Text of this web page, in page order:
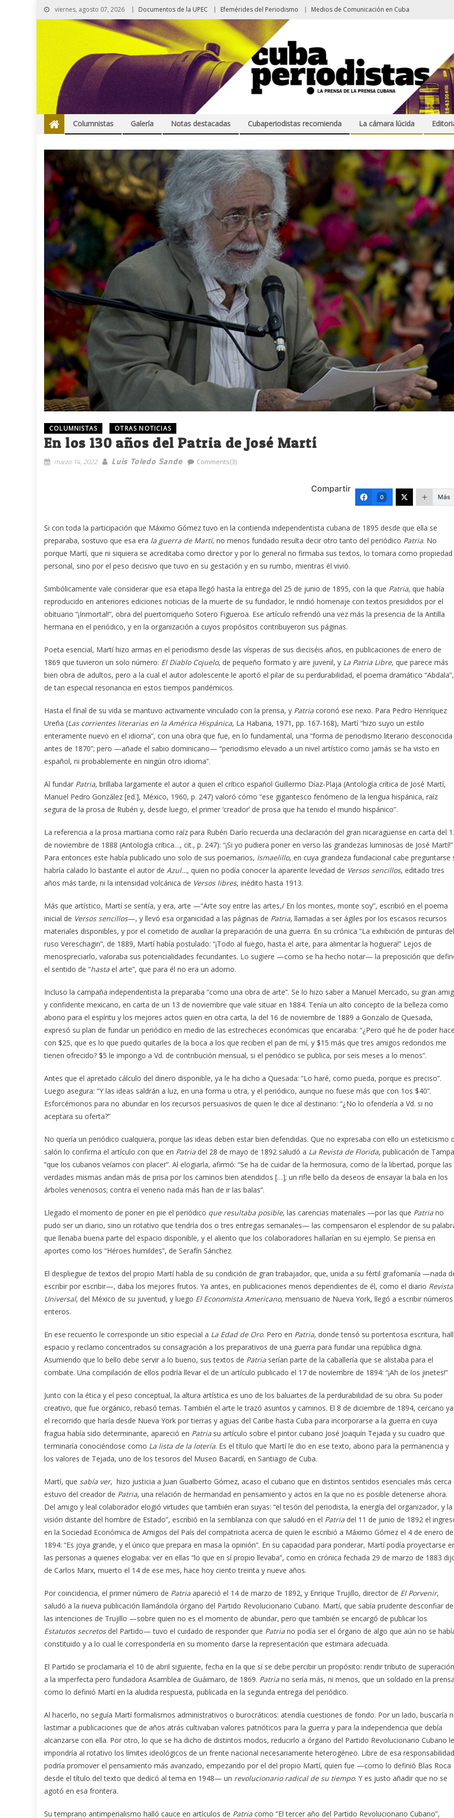
viernes, agosto 07, 2026 Documentos de la UPEC Efemérides del Periodismo Medios de Comunicación en Cuba
Columnistas Galería Notas destacadas Cubaperiodistas recomienda La cámara lúcida
COLUMNISTAS OTRAS NOTICIAS
En los 130 años del Patria de José Martí
marzo 14, 2022 Luis Toledo Sande Comments(3)
Compartir
0 Más
Si con toda la participación que Máximo Gómez tuvo en la contienda independentista cubana de 1895 desde que ella se
preparaba, sostuvo que esa era la guerra de Martí, no menos fundado resulta decir otro tanto del periódico Patria. No
porque Martí, que ni siquiera se acreditaba como director y por lo general no firmaba sus textos, lo tomara como propiedad
personal, sino por el peso decisivo que tuvo en su gestación y en su rumbo, mientras él vivió.
Simbólicamente vale considerar que esa etapa llegó hasta la entrega del 25 de junio de 1895, con la que Patria, que había
reproducido en anteriores ediciones noticias de la muerte de su fundador, le rindió homenaje con textos presididos por el
obituario “¡Inmortal!”, obra del puertorriqueño Sotero Figueroa. Ese artículo refrendó una vez más la presencia de la Antilla
hermana en el periódico, y en la organización a cuyos propósitos contribuyeron sus páginas.
Poeta esencial, Martí hizo armas en el periodismo desde las vísperas de sus dieciséis años, en publicaciones de enero de
1869 que tuvieron un solo número: El Diablo Cojuelo, de pequeño formato y aire juvenil, y La Patria Libre, que parece más
bien obra de adultos, pero a la cual el autor adolescente le aportó el pilar de su perdurabilidad, el poema dramático “Abdala”,
de tan especial resonancia en estos tiempos pandémicos.
Hasta el final de su vida se mantuvo activamente vinculado con la prensa, y Patria coronó ese nexo. Para Pedro Henríquez
Ureña (Las corrientes literarias en la América Hispánica, La Habana, 1971, pp. 167-168), Martí “hizo suyo un estilo
enteramente nuevo en el idioma”, con una obra que fue, en lo fundamental, una “forma de periodismo literario desconocida
antes de 1870”; pero —añade el sabio dominicano— “periodismo elevado a un nivel artístico como jamás se ha visto en
español, ni probablemente en ningún otro idioma”.
Al fundar Patria, brillaba largamente el autor a quien el crítico español Guillermo Díaz-Plaja (Antología crítica de José Martí,
Manuel Pedro González [ed.], México, 1960, p. 247) valoró cómo “ese gigantesco fenómeno de la lengua hispánica, raíz
segura de la prosa de Rubén y, desde luego, el primer ‘creador’ de prosa que ha tenido el mundo hispánico”.
La referencia a la prosa martiana como raíz para Rubén Darío recuerda una declaración del gran nicaragüense en carta del
de noviembre de 1888 (Antología crítica…, cit., p. 247): “¡Si yo pudiera poner en verso las grandezas luminosas de José Martí!”
Para entonces este había publicado uno solo de sus poemarios, Ismaelillo, en cuya grandeza fundacional cabe preguntarse
habría calado lo bastante el autor de Azul…, quien no podía conocer la aparente levedad de Versos sencillos, editado tres
años más tarde, ni la intensidad volcánica de Versos libres, inédito hasta 1913.
Más que artístico, Martí se sentía, y era, arte —“Arte soy entre las artes,/ En los montes, monte soy”, escribió en el poema
inicial de Versos sencillos—, y llevó esa organicidad a las páginas de Patria, llamadas a ser ágiles por los escasos recursos
materiales disponibles, y por el cometido de auxiliar la preparación de una guerra. En su crónica “La exhibición de pinturas del
ruso Vereschagin”, de 1889, Martí había postulado: “¡Todo al fuego, hasta el arte, para alimentar la hoguera!” Lejos de
menospreciarlo, valoraba sus potencialidades fecundantes. Lo sugiere —como se ha hecho notar— la preposición que
el sentido de “hasta el arte”, que para él no era un adorno.
Incluso la campaña independentista la preparaba “como una obra de arte”. Se lo hizo saber a Manuel Mercado, su gran
y confidente mexicano, en carta de un 13 de noviembre que vale situar en 1884. Tenía un alto concepto de la belleza como
abono para el espíritu y los mejores actos quien en otra carta, la del 16 de noviembre de 1889 a Gonzalo de Quesada,
expresó su plan de fundar un periódico en medio de las estrecheces económicas que encaraba: “¿Pero qué he de poder
con $25, que es lo que puedo quitarles de la boca a los que reciben el pan de mí, y $15 más que tres amigos redondos me
tienen ofrecido? $5 le impongo a Vd. de contribución mensual, si el periódico se publica, por seis meses a lo menos”.
Antes que el apretado cálculo del dinero disponible, ya le ha dicho a Quesada: “Lo haré, como pueda, porque es preciso”.
Luego asegura: “Y las ideas saldrán a luz, en una forma u otra, y el periódico, aunque no fuese más que con 1os $40”.
Esforcémonos para no abundar en los recursos persuasivos de quien le dice al destinario: “¿No lo ofendería a Vd. si no
aceptara su oferta?”
No quería un periódico cualquiera, porque las ideas deben estar bien defendidas. Que no expresaba con ello un esteticismo
salón lo confirma el artículo con que en Patria del 28 de mayo de 1892 saludó a La Revista de Florida, publicación de Tampa
“que los cubanos veíamos con placer”. Al elogiarla, afirmó: “Se ha de cuidar de la hermosura, como de la libertad, porque las
verdades mismas andan más de prisa por los caminos bien atendidos […]; un rifle bello da deseos de ensayar la bala en los
árboles venenosos; contra el veneno nada más han de ir las balas”.
Llegado el momento de poner en pie el periódico que resultaba posible, las carencias materiales —por las que Patria no
pudo ser un diario, sino un rotativo que tendría dos o tres entregas semanales— las compensaron el esplendor de su
que llenaba buena parte del espacio disponible, y el aliento que los colaboradores hallarían en su ejemplo. Se piensa en
aportes como los “Héroes humildes”, de Serafín Sánchez.
El despliegue de textos del propio Martí habla de su condición de gran trabajador, que, unida a su fértil grafomanía —nada
escribir por escribir—, daba los mejores frutos. Ya antes, en publicaciones menos dependientes de él, como el diario Revista
Universal, del México de su juventud, y luego El Economista Americano, mensuario de Nueva York, llegó a escribir números
enteros.
En ese recuento le corresponde un sitio especial a La Edad de Oro. Pero en Patria, donde tensó su portentosa escritura,
espacio y reclamo concentrados su consagración a los preparativos de una guerra para fundar una república digna.
Asumiendo que lo bello debe servir a lo bueno, sus textos de Patria serían parte de la caballería que se alistaba para el
combate. Una compilación de ellos podría llevar el de un artículo publicado el 17 de noviembre de 1894: “¡Ah de los jinetes!”
Junto con la ética y el peso conceptual, la altura artística es uno de los baluartes de la perdurabilidad de su obra. Su poder
creativo, que fue orgánico, rebasó temas. También el arte le trazó asuntos y caminos. El 8 de diciembre de 1894, cercano ya
el recorrido que haría desde Nueva York por tierras y aguas del Caribe hasta Cuba para incorporarse a la guerra en cuya
fragua había sido determinante, apareció en Patria su artículo sobre el pintor cubano José Joaquín Tejada y su cuadro que
terminaría conociéndose como La lista de la lotería. Es el título que Martí le dio en ese texto, abono para la permanencia y
los valores de Tejada, uno de los tesoros del Museo Bacardí, en Santiago de Cuba.
Martí, que sabía ver, hizo justicia a Juan Gualberto Gómez, acaso el cubano que en distintos sentidos esenciales más cerca
estuvo del creador de Patria, una relación de hermandad en pensamiento y actos en la que no es posible detenerse ahora.
Del amigo y leal colaborador elogió virtudes que también eran suyas: “el tesón del periodista, la energía del organizador, y la
visión distante del hombre de Estado”, escribió en la semblanza con que saludó en el Patria del 11 de junio de 1892 el
en la Sociedad Económica de Amigos del País del compatriota acerca de quien le escribió a Máximo Gómez el 4 de enero de
1894: “Es joya grande, y el único que prepara en masa la opinión”. En su capacidad para ponderar, Martí podía proyectarse
las personas a quienes elogiaba: ver en ellas “lo que en sí propio llevaba”, como en crónica fechada 29 de marzo de 1883
de Carlos Marx, muerto el 14 de ese mes, hace hoy ciento treinta y nueve años.
Por coincidencia, el primer número de Patria apareció el 14 de marzo de 1892, y Enrique Trujillo, director de El Porvenir,
saludó a la nueva publicación llamándola órgano del Partido Revolucionario Cubano. Martí, que sabía prudente desconfiar de
las intenciones de Trujillo —sobre quien no es el momento de abundar, pero que también se encargó de publicar los
Estatutos secretos del Partido— tuvo el cuidado de responder que Patria no podía ser el órgano de algo que aún no se
constituido y a lo cual le correspondería en su momento darse la representación que estimara adecuada.
El Partido se proclamaría el 10 de abril siguiente, fecha en la que sí se debe percibir un propósito: rendir tributo de superación
a la imperfecta pero fundadora Asamblea de Guáimaro, de 1869. Patria no sería más, ni menos, que un soldado en la
como lo definió Martí en la aludida respuesta, publicada en la segunda entrega del periódico.
Al hacerlo, no seguía Martí formalismos administrativos o burocráticos: atendía cuestiones de fondo. Por un lado, buscaría
lastimar a publicaciones que de años atrás cultivaban valores patrióticos para la guerra y para la independencia que debía
alcanzarse con ella. Por otro, lo que se ha dicho de distintos modos, reducirlo a órgano del Partido Revolucionario Cubano le
impondría al rotativo los límites ideológicos de un frente nacional necesariamente heterogéneo. Libre de esa
podría promover el pensamiento más avanzado, empezando por el del propio Martí, quien fue —como lo definió Blas Roca
desde el título del texto que dedicó al tema en 1948— un revolucionario radical de su tiempo. Y es justo añadir que no se
agotó en esa frontera.
Su temprano antimperialismo halló cauce en artículos de Patria como “El tercer año del Partido Revolucionario Cubano”,